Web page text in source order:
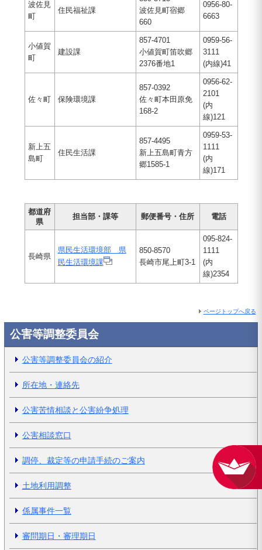
波佐見
町
住民福祉課
波佐見町宿郷
660
0956-80-
6663
小値賀
町
建設課
857-4701
小値賀町笛吹郷
2376番地1
0959-56-
3111
(内線)41
佐々町 保険環境課
857-0392
佐々町本田原免
168-2
0956-62-
2101
(内
線)121
新上五
島町
住民生活課
857-4495
新上五島町青方
郷1585-1
0959-53-
1111
(内
線)171
都道府
県
担当部・課等 郵便番号・住所 電話
長崎県
県民生活環境部 県
民生活環境課
850-8570
長崎市尾上町3-1
095-824-
1111
(内
線)2354
ページトップへ戻る
公害等調整委員会
公害等調整委員会の紹介
所在地・連絡先
公害苦情相談と公害紛争処理
公害相談窓口
調停、裁定等の申請手続のご案内
土地利用調整
係属事件一覧
審問期日・審理期日